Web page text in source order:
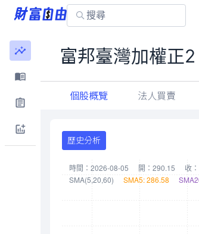
富邦臺灣加權正2
個股概覽 法人買賣
歷史分析